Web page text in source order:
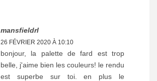
mansfieldrl
26 FÉVRIER 2020 À 10:10
bonjour, la palette de fard est trop
belle, j'aime bien les couleurs! le rendu
est superbe sur toi. en plus le